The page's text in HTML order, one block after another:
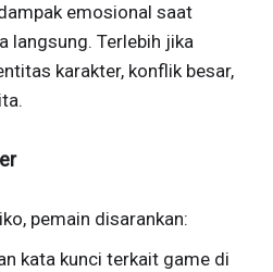
emosional saat
langsung. Terlebih jika
karakter, konflik besar,
pemain disarankan:
kata kunci terkait game di